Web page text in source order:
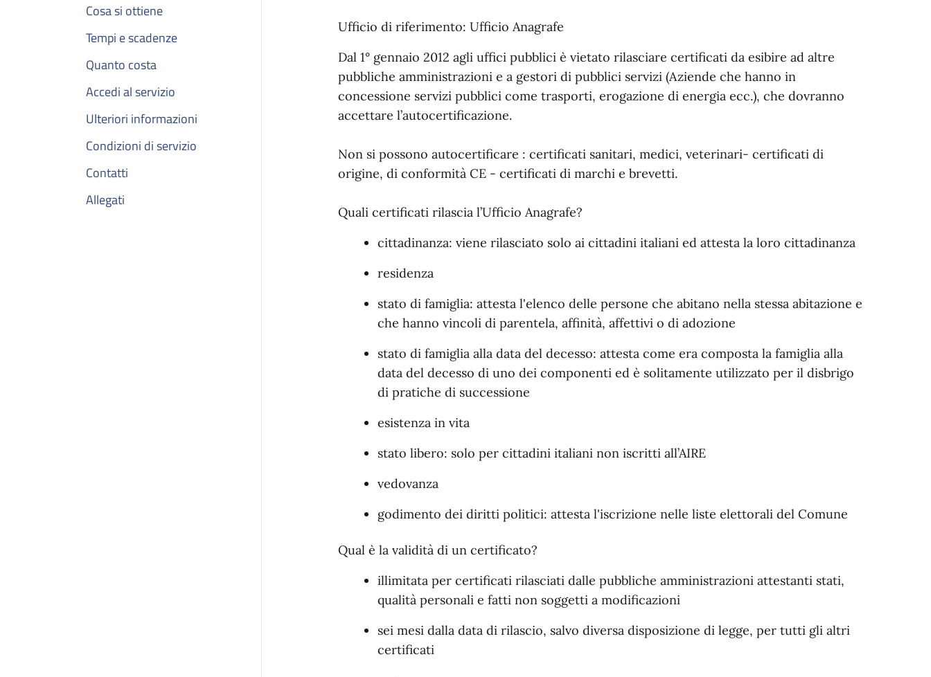
Cosa si ottiene
Tempi e scadenze
Quanto costa
Accedi al servizio
Ulteriori informazioni
Condizioni di servizio
Contatti
Allegati
Ufficio di riferimento: Ufficio Anagrafe
Dal 1° gennaio 2012 agli uffici pubblici è vietato rilasciare certificati da esibire ad altre
pubbliche amministrazioni e a gestori di pubblici servizi (Aziende che hanno in
concessione servizi pubblici come trasporti, erogazione di energia ecc.), che dovranno
accettare l’autocertificazione.
Non si possono autocertificare : certificati sanitari, medici, veterinari- certificati di
origine, di conformità CE - certificati di marchi e brevetti.
Quali certificati rilascia l’Ufficio Anagrafe?
cittadinanza: viene rilasciato solo ai cittadini italiani ed attesta la loro cittadinanza
residenza
stato di famiglia: attesta l'elenco delle persone che abitano nella stessa abitazione e
che hanno vincoli di parentela, affinità, affettivi o di adozione
stato di famiglia alla data del decesso: attesta come era composta la famiglia alla
data del decesso di uno dei componenti ed è solitamente utilizzato per il disbrigo
di pratiche di successione
esistenza in vita
stato libero: solo per cittadini italiani non iscritti all’AIRE
vedovanza
godimento dei diritti politici: attesta l'iscrizione nelle liste elettorali del Comune
Qual è la validità di un certificato?
illimitata per certificati rilasciati dalle pubbliche amministrazioni attestanti stati,
qualità personali e fatti non soggetti a modificazioni
sei mesi dalla data di rilascio, salvo diversa disposizione di legge, per tutti gli altri
certificati